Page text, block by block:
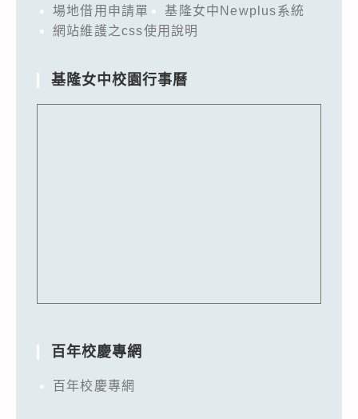
場地借用申請單
基隆女中Newplus系統
網站維護之css使用說明
基隆女中校園行事曆
百年校慶專網
百年校慶專網